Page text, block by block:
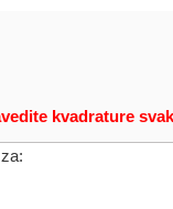
kvadrature